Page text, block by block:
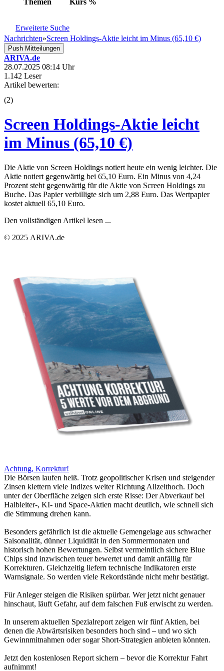
Themen Kurs %
Erweiterte Suche
Nachrichten»Screen Holdings-Aktie leicht im Minus (65,10 €)
Push Mitteilungen
ARIVA.de
28.07.2025 08:14 Uhr
1.142 Leser
Artikel bewerten:
(2)
Screen Holdings-Aktie leicht
im Minus (65,10 €)
Die Aktie von Screen Holdings notiert heute ein wenig leichter. Die
Aktie notiert gegenwärtig bei 65,10 Euro. Ein Minus von 4,24
Prozent steht gegenwärtig für die Aktie von Screen Holdings zu
Buche. Das Papier verbilligte sich um 2,88 Euro. Das Wertpapier
kostet aktuell 65,10 Euro.
Den vollständigen Artikel lesen ...
© 2025 ARIVA.de
Achtung, Korrektur!
Die Börsen laufen heiß. Trotz geopolitischer Krisen und steigender
Zinsen klettern viele Indizes weiter Richtung Allzeithoch. Doch
unter der Oberfläche zeigen sich erste Risse: Der Abverkauf bei
Halbleiter-, KI- und Space-Aktien macht deutlich, wie schnell sich
die Stimmung drehen kann.
Besonders gefährlich ist die aktuelle Gemengelage aus schwacher
Saisonalität, dünner Liquidität in den Sommermonaten und
historisch hohen Bewertungen. Selbst vermeintlich sichere Blue
Chips sind inzwischen teuer bewertet und damit anfällig für
Korrekturen. Gleichzeitig liefern technische Indikatoren erste
Warnsignale. So werden viele Rekordstände nicht mehr bestätigt.
Für Anleger steigen die Risiken spürbar. Wer jetzt nicht genauer
hinschaut, läuft Gefahr, auf dem falschen Fuß erwischt zu werden.
In unserem aktuellen Spezialreport zeigen wir fünf Aktien, bei
denen die Abwärtsrisiken besonders hoch sind – und wo sich
Gewinnmitnahmen oder sogar Short-Strategien anbieten könnten.
Jetzt den kostenlosen Report sichern – bevor die Korrektur Fahrt
aufnimmt!